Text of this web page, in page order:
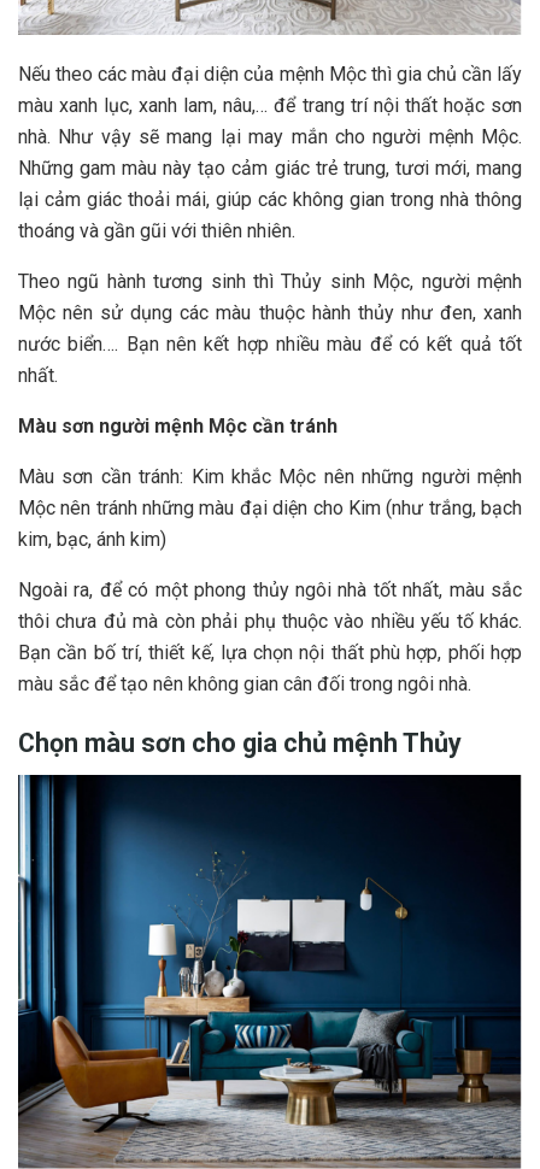
Nếu theo các màu đại diện của mệnh Mộc thì gia chủ cần lấy
màu xanh lục, xanh lam, nâu,… để trang trí nội thất hoặc sơn
nhà. Như vậy sẽ mang lại may mắn cho người mệnh Mộc.
Những gam màu này tạo cảm giác trẻ trung, tươi mới, mang
lại cảm giác thoải mái, giúp các không gian trong nhà thông
thoáng và gần gũi với thiên nhiên.
Theo ngũ hành tương sinh thì Thủy sinh Mộc, người mệnh
Mộc nên sử dụng các màu thuộc hành thủy như đen, xanh
nước biển…. Bạn nên kết hợp nhiều màu để có kết quả tốt
nhất.
Màu sơn người mệnh Mộc cần tránh
Màu sơn cần tránh: Kim khắc Mộc nên những người mệnh
Mộc nên tránh những màu đại diện cho Kim (như trắng, bạch
kim, bạc, ánh kim)
Ngoài ra, để có một phong thủy ngôi nhà tốt nhất, màu sắc
thôi chưa đủ mà còn phải phụ thuộc vào nhiều yếu tố khác.
Bạn cần bố trí, thiết kế, lựa chọn nội thất phù hợp, phối hợp
màu sắc để tạo nên không gian cân đối trong ngôi nhà.
Chọn màu sơn cho gia chủ mệnh Thủy